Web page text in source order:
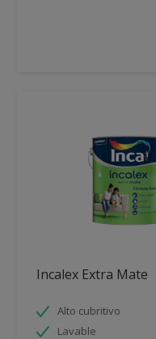
Incalex Extra Mate
Alto cubritivo
Lavable